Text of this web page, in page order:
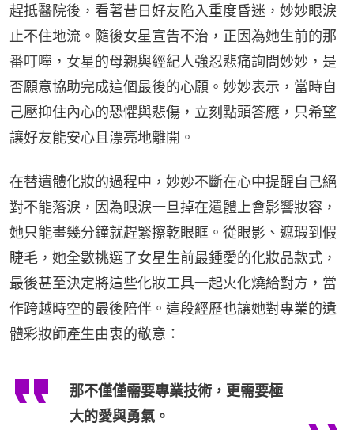
趕抵醫院後，看著昔日好友陷入重度昏迷，妙妙眼淚
止不住地流。隨後女星宣告不治，正因為她生前的那
番叮嚀，女星的母親與經紀人強忍悲痛詢問妙妙，是
否願意協助完成這個最後的心願。妙妙表示，當時自
己壓抑住內心的恐懼與悲傷，立刻點頭答應，只希望
讓好友能安心且漂亮地離開。
在替遺體化妝的過程中，妙妙不斷在心中提醒自己絕
對不能落淚，因為眼淚一旦掉在遺體上會影響妝容，
她只能畫幾分鐘就趕緊擦乾眼眶。從眼影、遮瑕到假
睫毛，她全數挑選了女星生前最鍾愛的化妝品款式，
最後甚至決定將這些化妝工具一起火化燒給對方，當
作跨越時空的最後陪伴。這段經歷也讓她對專業的遺
體彩妝師產生由衷的敬意：
那不僅僅需要專業技術，更需要極
大的愛與勇氣。